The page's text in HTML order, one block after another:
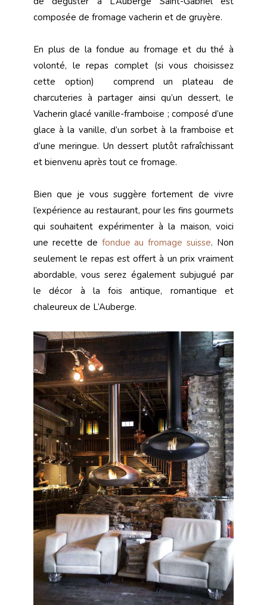
composée de fromage vacherin et de gruyère.
En plus de la fondue au fromage et du thé à
volonté, le repas complet (si vous choisissez
cette option) comprend un plateau de
charcuteries à partager ainsi qu’un dessert, le
Vacherin glacé vanille-framboise ; composé d’une
glace à la vanille, d’un sorbet à la framboise et
d’une meringue. Un dessert plutôt rafraîchissant
et bienvenu après tout ce fromage.
Bien que je vous suggère fortement de vivre
l’expérience au restaurant, pour les fins gourmets
qui souhaitent expérimenter à la maison, voici
une recette de fondue au fromage suisse. Non
seulement le repas est offert à un prix vraiment
abordable, vous serez également subjugué par
le décor à la fois antique, romantique et
chaleureux de L’Auberge.